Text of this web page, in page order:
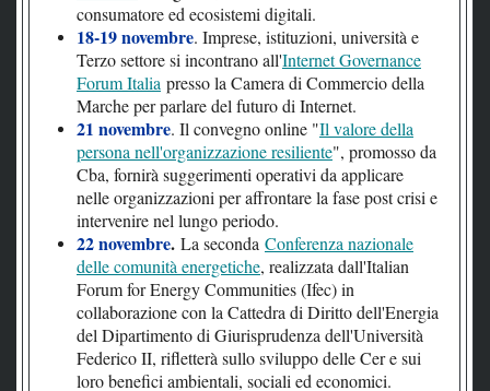
consumatore ed ecosistemi digitali.
18-19 novembre. Imprese, istituzioni, università e
Terzo settore si incontrano all'Internet Governance
Forum Italia presso la Camera di Commercio della
Marche per parlare del futuro di Internet.
21 novembre. Il convegno online "Il valore della
persona nell'organizzazione resiliente", promosso da
Cba, fornirà suggerimenti operativi da applicare
nelle organizzazioni per affrontare la fase post crisi e
intervenire nel lungo periodo.
22 novembre.La seconda Conferenza nazionale
delle comunità energetiche, realizzata dall'Italian
Forum for Energy Communities (Ifec) in
collaborazione con la Cattedra di Diritto dell'Energia
del Dipartimento di Giurisprudenza dell'Università
Federico II, rifletterà sullo sviluppo delle Cer e sui
loro benefici ambientali, sociali ed economici.